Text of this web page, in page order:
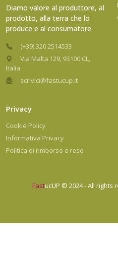
Diamo valore al produttore, al
prodotto, alla terra che lo
produce e al consumatore.
(+39) 320 2514533
Via Malta 129, 93100 CL,
Italia
scrivici@fastucup.it
Privacy
Cookie Policy
Informativa Privacy
Politica di rimborso e reso
FastucUP © 2024 - All rights